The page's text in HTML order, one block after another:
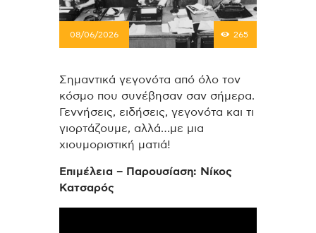
08/06/2026 265
Σημαντικά γεγονότα από όλο τον
κόσμο που συνέβησαν σαν σήμερα.
Γεννήσεις, ειδήσεις, γεγονότα και τι
γιορτάζουμε, αλλά…με μια
χιουμοριστική ματιά!
Επιμέλεια – Παρουσίαση: Νίκος
Κατσαρός